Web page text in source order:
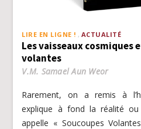
LIRE EN LIGNE ! ACTUALITÉ
Les vaisseaux cosmiques
volantes
V.M. Samael Aun Weor
Rarement, on a remis à
explique à fond la réalité
appelle « Soucoupes